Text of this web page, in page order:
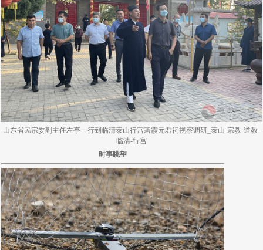
山东省民宗委副主任左亭一行到临清泰山行宫碧霞元君祠视察调研_泰山-宗教-道教-
临清-行宫
时事眺望